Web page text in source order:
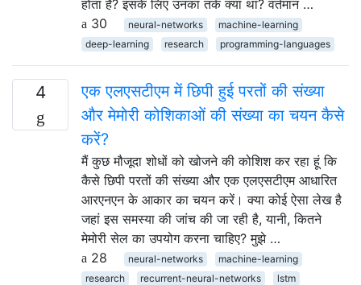
होता है? इसके लिए उनका तर्क क्या था? वर्तमान …
30
neural-networks
machine-learning
deep-learning
research programming-languages
4
एक एलएसटीएम में छिपी हुई परतों की संख्या
और मेमोरी कोशिकाओं की संख्या का चयन कैसे
करें?
मैं कुछ मौजूदा शोधों को खोजने की कोशिश कर रहा हूं कि
कैसे छिपी परतों की संख्या और एक एलएसटीएम आधारित
आरएनएन के आकार का चयन करें। क्या कोई ऐसा लेख है
जहां इस समस्या की जांच की जा रही है, यानी, कितने
मेमोरी सेल का उपयोग करना चाहिए? मुझे …
28
neural-networks
machine-learning
research
recurrent-neural-networks lstm